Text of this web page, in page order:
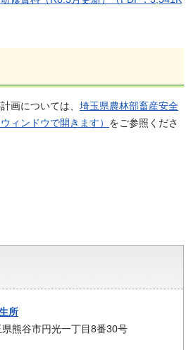
画については、 埼玉県農林部畜産安全
ィンドウで開きます） をご参照くださ
所
熊谷市円光一丁目8番30号